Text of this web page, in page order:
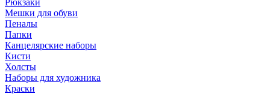
Рюкзаки
Мешки для обуви
Пеналы
Папки
Канцелярские наборы
Кисти
Холсты
Наборы для художника
Краски